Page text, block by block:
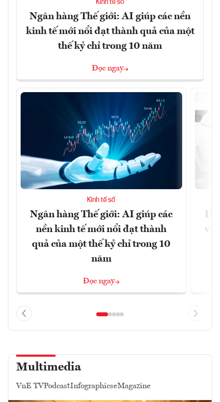
Kinh tế số
Ngân hàng Thế giới: AI giúp các nền
kinh tế mới nổi đạt thành quả của một
thế kỷ chỉ trong 10 năm
Đọc ngay
Kinh tế số
Ngân hàng Thế giới: AI giúp các
nền kinh tế mới nổi đạt thành
quả của một thế kỷ chỉ trong 10
năm
Đọc ngay
Multimedia
VnE TVPodcastInfographicseMagazine